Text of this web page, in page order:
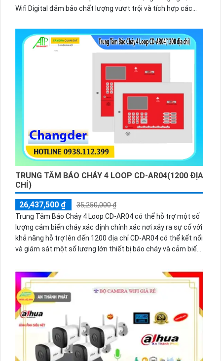
Wifi Digital đảm bảo chất lượng vượt trội và tích hợp các
ban đêm sáng đẹp nhờ công nghệ Hồng Ngoại 10m, mang
đến cho người dùng trải nghiệm giám sát tốt nhất. Đặc
biệt, công nghệ Hồng Ngoại SMD cung cấp ánh sáng tối ưu,
đồng thời giúp tăng cường khả năng quan sát trong môi
trường ban đêm. Với Camera Wifi CS-CB2-R100-2D2WF-BK,
người dùng có thể yên tâm về việc giám sát nhà cửa hoặc
văn phòng của mình một cách hiệu quả và đáng tin cậy.
TRUNG TÂM BÁO CHÁY 4 LOOP CD-AR04(1200 ĐỊA
CHỈ)
26,437,500 ₫
35,250,000 ₫
Trung Tâm Báo Cháy 4 Loop CD-AR04 có thể hỗ trợ một số
lượng cảm biến cháy xác định chính xác nơi xảy ra sự cố với
khả năng hỗ trợ lên đến 1200 địa chỉ CD-AR04 có thể kết nối
và giám sát một số lượng lớn thiết bị báo cháy và cảm biến
lớn,trung tâm thương mại,bệnh viện,nhà máy hoặc các cơ
sở cần giám sát cháy nổ trên diện rộng.